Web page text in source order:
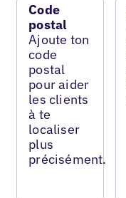
Code
postal
Ajoute ton
code
postal
pour aider
les clients
à te
localiser
plus
précisément.